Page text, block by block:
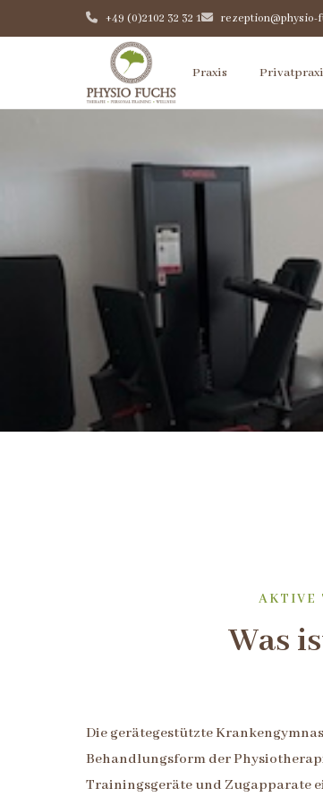
+49 (0)2102 32 32 1 rezeption@physio-
Praxis
AKTIVE
Was
Die gerätegestützte
Behandlungsform der
Trainingsgeräte und Zugapparate